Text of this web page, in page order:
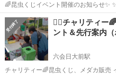
🌈昆虫くじイベント開催のお知らせ✨
8月２日(土) 15時〜20時頃まで ※なく
秋葉台小学校グランド 住所:藤沢市遠藤2959 🌟超豪華昆虫
価格...
神奈川 藤沢市 湘南台駅 地
💁‍♀️チャリティー
ント＆先行案内（
六会日大前駅
チャリティー🌈昆虫くじ、メダカ販売 イベ